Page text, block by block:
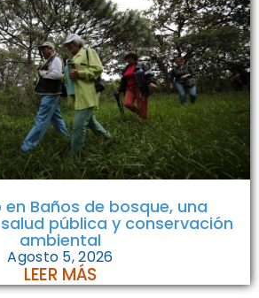
Baños de bosque, una
pública y conservación
ambiental
Agosto 5, 2026
LEER MÁS